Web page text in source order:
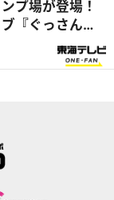
プ場が登場！
『ぐっさん